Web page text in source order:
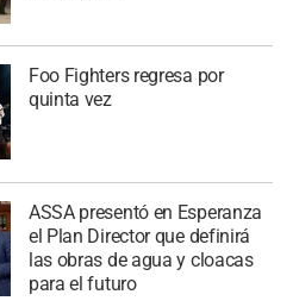
Foo Fighters regresa por
quinta vez
ASSA presentó en Esperanza
el Plan Director que definirá
las obras de agua y cloacas
para el futuro